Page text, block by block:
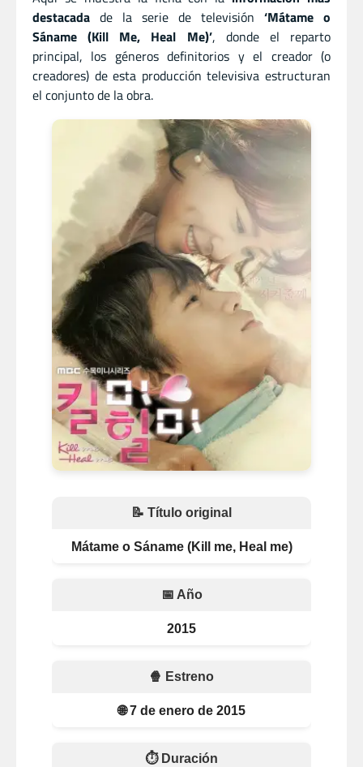
destacada de la serie de televisión ‘Mátame o
Sáname (Kill Me, Heal Me)’, donde el reparto
principal, los géneros definitorios y el creador (o
creadores) de esta producción televisiva estructuran
el conjunto de la obra.
📝 Título original
Mátame o Sáname (Kill me, Heal me)
📅 Año
2015
🍿 Estreno
🌐 7 de enero de 2015
⏱️ Duración